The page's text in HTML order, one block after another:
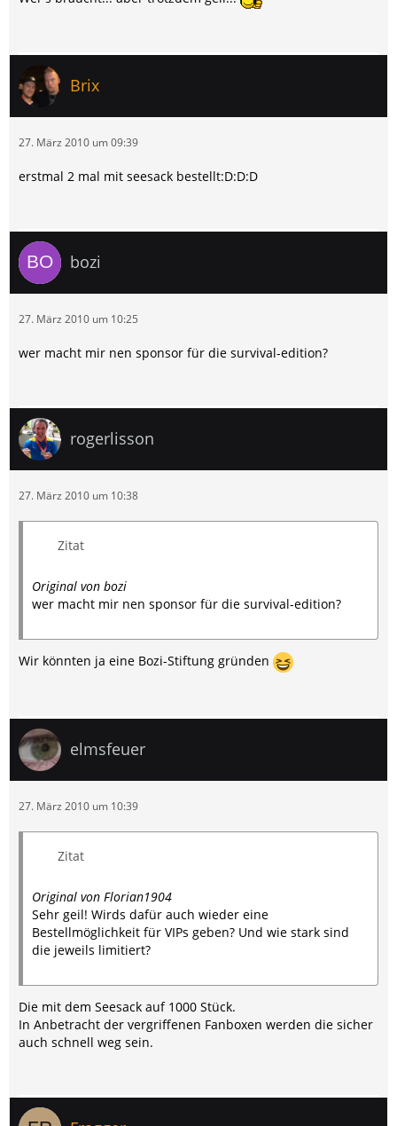
Brix
27. März 2010 um 09:39
erstmal 2 mal mit seesack bestellt:D:D:D
bozi
27. März 2010 um 10:25
wer macht mir nen sponsor für die survival-edition?
rogerlisson
27. März 2010 um 10:38
Zitat
Original von bozi
wer macht mir nen sponsor für die survival-edition?
Wir könnten ja eine Bozi-Stiftung gründen
elmsfeuer
27. März 2010 um 10:39
Zitat
Original von Florian1904
Sehr geil! Wirds dafür auch wieder eine
Bestellmöglichkeit für VIPs geben? Und wie stark sind
die jeweils limitiert?
Die mit dem Seesack auf 1000 Stück.
In Anbetracht der vergriffenen Fanboxen werden die sicher
auch schnell weg sein.